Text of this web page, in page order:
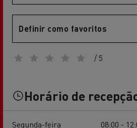
Definir como favoritos
/ 5
Horário de
Segunda-feira
08:00 -